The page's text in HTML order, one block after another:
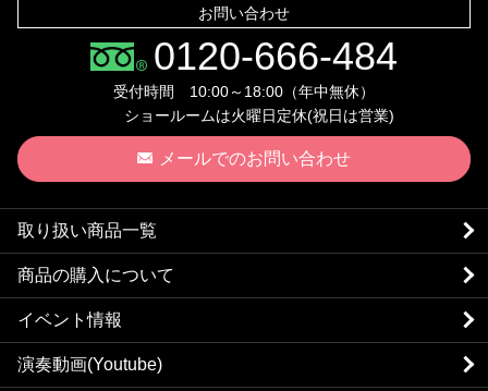
お問い合わせ
0120-666-484
受付時間 10:00～18:00（年中無休）
ショールームは火曜日定休(祝日は営業)
メールでのお問い合わせ
取り扱い商品一覧
商品の購入について
イベント情報
演奏動画(Youtube)